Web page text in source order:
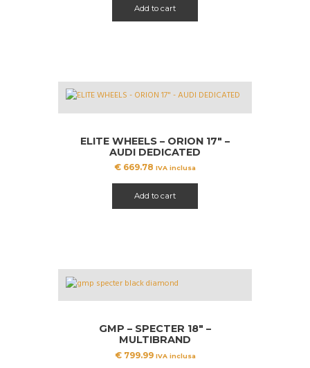
Add to cart
ELITE WHEELS – ORION 17″ –
AUDI DEDICATED
€ 669.78 IVA inclusa
Add to cart
GMP – SPECTER 18″ –
MULTIBRAND
€799.99 IVA inclusa